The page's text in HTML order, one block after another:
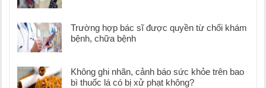
Trường hợp bác sĩ được quyền từ chối khám
bệnh, chữa bệnh
Không ghi nhãn, cảnh báo sức khỏe trên bao
bì thuốc lá có bị xử phạt không?